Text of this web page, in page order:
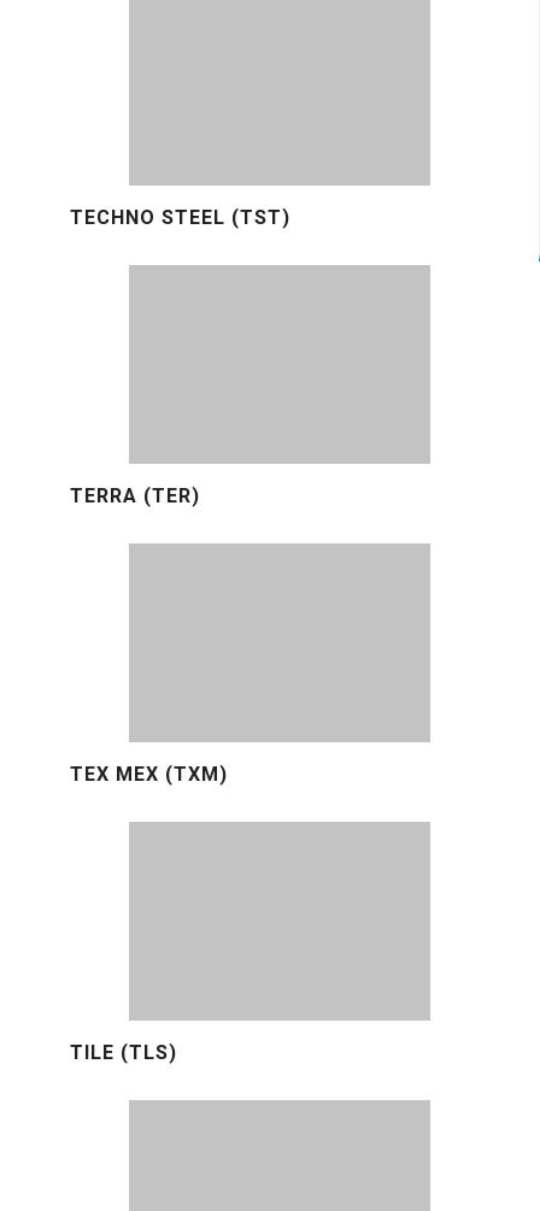
TECHNO STEEL (TST)
TERRA (TER)
TEX MEX (TXM)
TILE (TLS)